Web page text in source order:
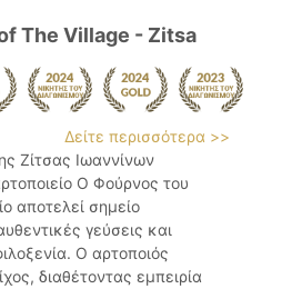
The Village - Zitsa
Δείτε περισσότερα >>
Ζίτσας Ιωαννίνων
Ο Φούρνος του
αποτελεί σημείο
γεύσεις και
Ο αρτοποιός
διαθέτοντας εμπειρία